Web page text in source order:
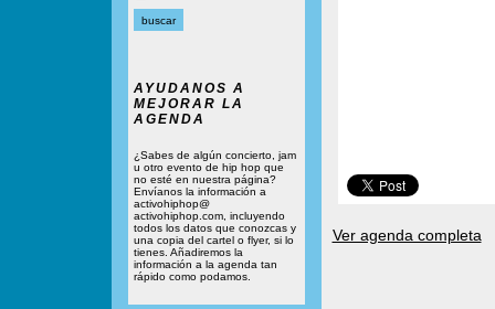
AYUDANOS A
MEJORAR LA
AGENDA
¿Sabes de algún concierto, jam
u otro evento de hip hop que
no esté en nuestra página?
Envíanos la información a
activohiphop@
activohiphop.com, incluyendo
todos los datos que conozcas y
una copia del cartel o flyer, si lo
tienes. Añadiremos la
información a la agenda tan
rápido como podamos.
Ver agenda completa